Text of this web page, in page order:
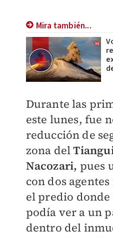
Mira también...
Durante las
este lunes, fue
reducción de
zona del
Nacozari, pues
con dos
el predio donde
podía ver a un
dentro del